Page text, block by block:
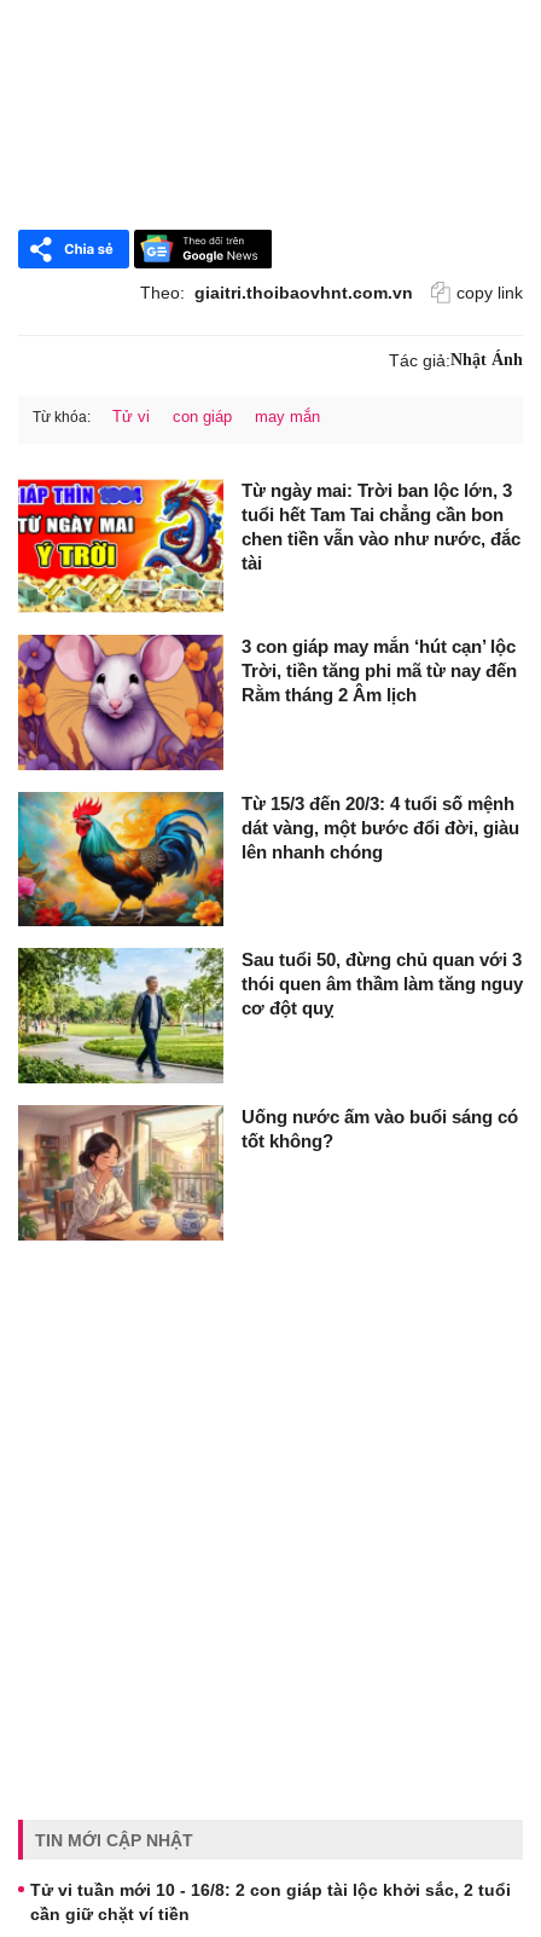
Theo: giaitri.thoibaovhnt.com.vn copy link
Tác giả:Nhật Ánh
Từ khóa: Tử vi con giáp may mắn
Từ ngày mai: Trời ban lộc lớn, 3
tuổi hết Tam Tai chẳng cần bon
chen tiền vẫn vào như nước, đắc
tài
3 con giáp may mắn ‘hút cạn’ lộc
Trời, tiền tăng phi mã từ nay đến
Rằm tháng 2 Âm lịch
Từ 15/3 đến 20/3: 4 tuổi số mệnh
dát vàng, một bước đổi đời, giàu
lên nhanh chóng
Sau tuổi 50, đừng chủ quan với 3
thói quen âm thầm làm tăng nguy
cơ đột quỵ
Uống nước ấm vào buổi sáng có
tốt không?
TIN MỚI CẬP NHẬT
Tử vi tuần mới 10 - 16/8: 2 con giáp tài lộc khởi sắc, 2 tuổi
cần giữ chặt ví tiền